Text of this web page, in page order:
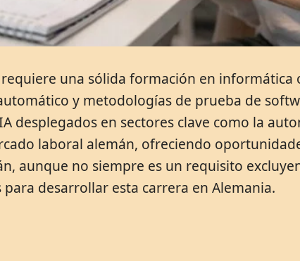
una sólida formación en
y metodologías de prueba de
en sectores clave como la
laboral alemán, ofreciendo
aunque no siempre es un requisito
desarrollar esta carrera en Alemania.